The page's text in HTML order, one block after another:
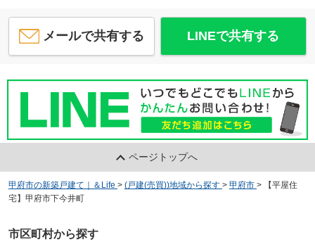
メールで共有する LINEで共有する
ページトップへ
甲府市の新築戸建て｜＆Life > (戸建(売買))地域から探す > 甲府市 >
【平屋住
宅】甲府市下今井町
市区町村から探す